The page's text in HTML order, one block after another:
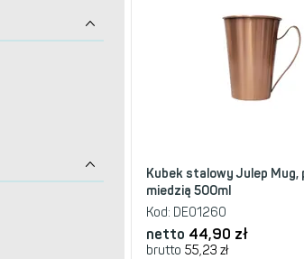
Kubek stalowy Julep
miedzią 500ml
Kod: DE01260
netto 44,90 zł
brutto 55,23 zł